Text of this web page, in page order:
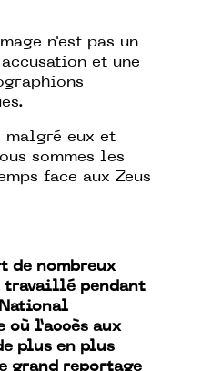
n'est pas un
et une
malgré eux et
sommes les
face aux Zeus
de nombreux
travaillé pendant
où l’accès aux
plus en plus
grand reportage